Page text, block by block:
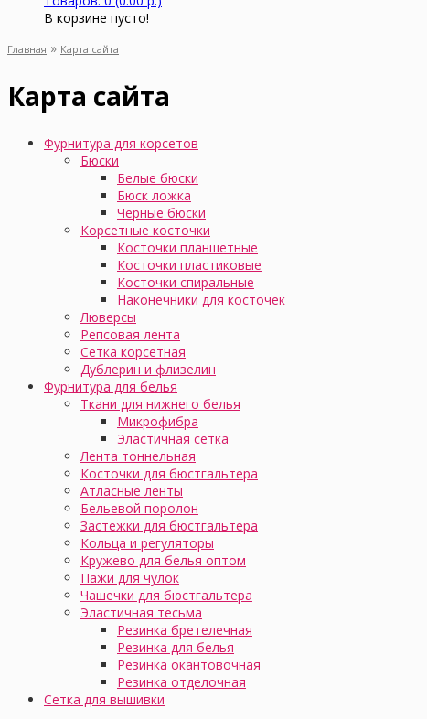
В корзине пусто!
Главная » Карта сайта
Карта сайта
Фурнитура для корсетов
Бюски
Белые бюски
Бюск ложка
Черные бюски
Корсетные косточки
Косточки планшетные
Косточки пластиковые
Косточки спиральные
Наконечники для косточек
Люверсы
Репсовая лента
Сетка корсетная
Дублерин и флизелин
Фурнитура для белья
Ткани для нижнего белья
Микрофибра
Эластичная сетка
Лента тоннельная
Косточки для бюстгальтера
Атласные ленты
Бельевой поролон
Застежки для бюстгальтера
Кольца и регуляторы
Кружево для белья оптом
Пажи для чулок
Чашечки для бюстгальтера
Эластичная тесьма
Резинка бретелечная
Резинка для белья
Резинка окантовочная
Резинка отделочная
Сетка для вышивки